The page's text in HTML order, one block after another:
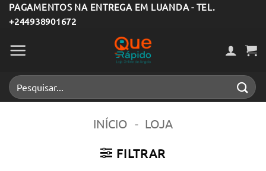
Skip
to
content
PAGAMENTOS NA ENTREGA EM LUANDA - TEL.
+244938901672
Pesquisar
por:
INÍCIO - LOJA
FILTRAR